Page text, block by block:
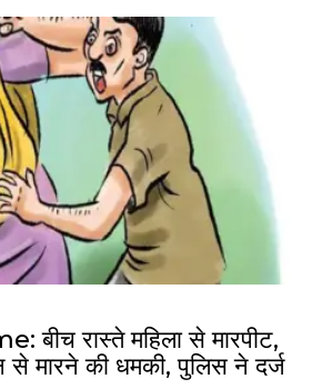
रास्ते महिला से मारपीट,
से मारने की धमकी, पुलिस ने दर्ज